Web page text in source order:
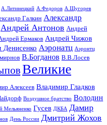
А.Литинецкий А.Федоров А.Щугорев
Галкин Александр
Андрей Антонов Андрей
Ермаков Андрей Чижов
Денисенко Аэронатц Аэронтц
В.Богданов В.В.Лосев
Великие
Алексеев Владимир Гладков
Воздушное братство Володин
Мельяненко Гусев ДКБА
Дамир
День России Дмитрий Жохов